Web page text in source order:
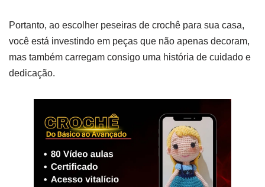
Portanto, ao escolher peseiras de crochê para sua casa,
você está investindo em peças que não apenas decoram,
mas também carregam consigo uma história de cuidado e
dedicação.